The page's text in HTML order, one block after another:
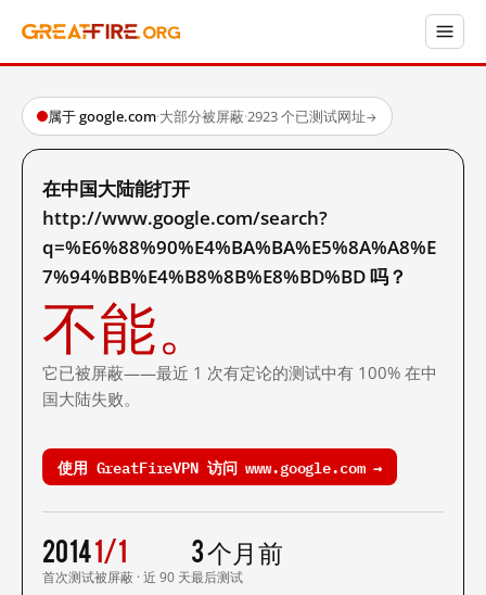
属于 google.com·大部分被屏蔽·2923 个已测试网址→
在中国大陆能打开
http://www.google.com/search?
q=%E6%88%90%E4%BA%BA%E5%8A%A8%E
7%94%BB%E4%B8%8B%E8%BD%BD 吗？
不能。
它已被屏蔽——最近 1 次有定论的测试中有 100% 在中
国大陆失败。
使用 GreatFireVPN 访问 www.google.com →
2014
首次测试
1/1
被屏蔽 · 近 90 天
3 个月前
最后测试